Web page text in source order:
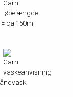
= ca.150m